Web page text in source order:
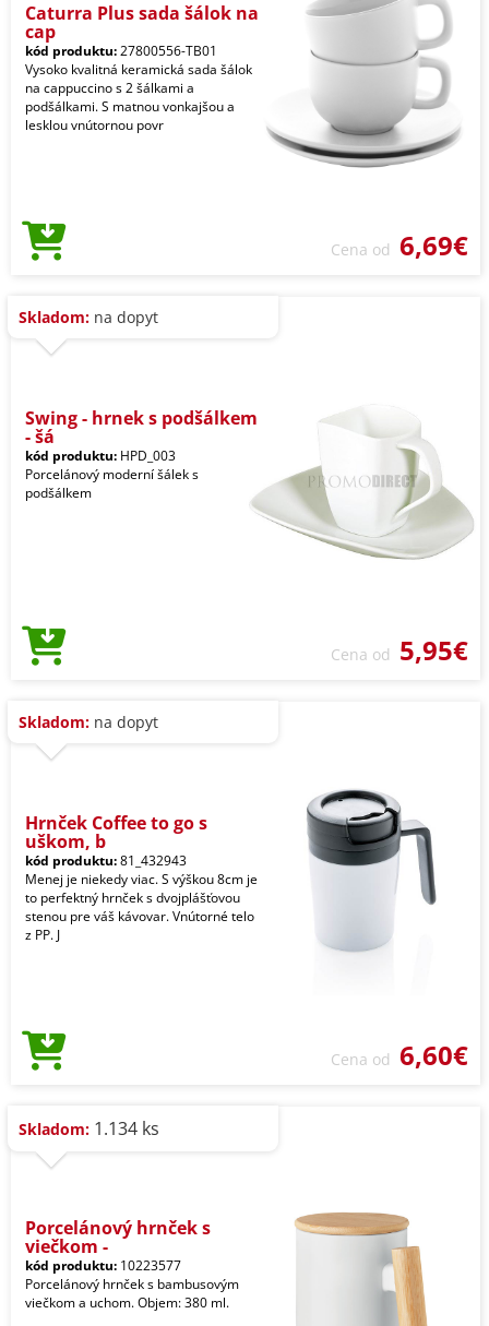
Caturra Plus sada šálok na
cap
kód produktu:27800556-TB01
Vysoko kvalitná keramická sada šálok
na cappuccino s 2 šálkami a
podšálkami. S matnou vonkajšou a
lesklou vnútornou povr
Cena od 6,69€
Skladom: na dopyt
Swing - hrnek s podšálkem
- šá
kód produktu: HPD_003
Porcelánový moderní šálek s
podšálkem
Cena od 5,95€
Skladom: na dopyt
Hrnček Coffee to go s
uškom, b
kód produktu:81_432943
Menej je niekedy viac. S výškou 8cm je
to perfektný hrnček s dvojplášťovou
stenou pre váš kávovar. Vnútorné telo
z PP. J
Cena od 6,60€
Skladom: 1.134 ks
Porcelánový hrnček s
viečkom -
kód produktu: 10223577
Porcelánový hrnček s bambusovým
viečkom a uchom. Objem: 380 ml.